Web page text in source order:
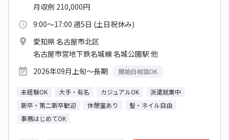
月収例 210,000円
9:00～17:00 週5日 (土日祝休み)
愛知県 名古屋市北区
名古屋市営地下鉄名城線 名城公園駅 他
2026年09月上旬～長期
開始日相談OK
未経験OK 大手・有名 カジュアルOK
派遣就業中
新卒・第二新卒歓迎
休憩室あり
髪・ネイル自由
事務はじめてOK